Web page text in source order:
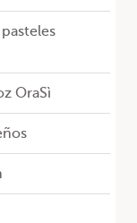
pasteles
OraSì